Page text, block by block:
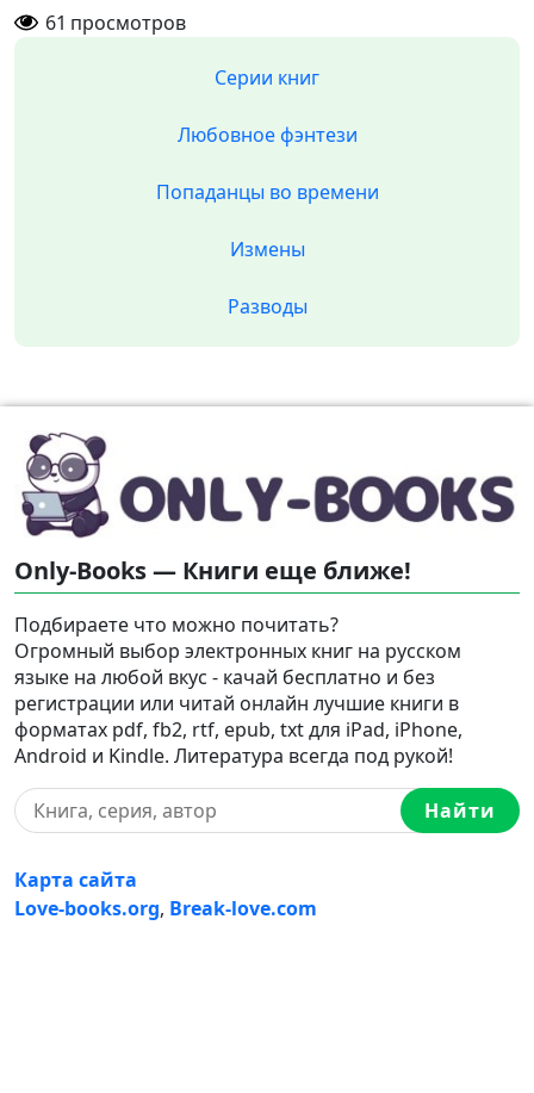
61 просмотров
Серии книг
Любовное фэнтези
Попаданцы во времени
Измены
Разводы
Only-Books — Книги еще ближе!
Подбираете что можно почитать?
Огромный выбор электронных книг на русском
языке на любой вкус - качай бесплатно и без
регистрации или читай онлайн лучшие книги в
форматах pdf, fb2, rtf, epub, txt для iPad, iPhone,
Android и Kindle. Литература всегда под рукой!
Найти
Карта сайта
Love-books.org, Break-love.com